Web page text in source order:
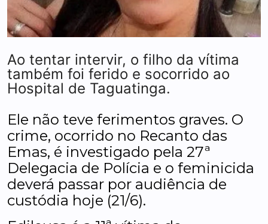
Ao tentar intervir, o filho da vítima
também foi ferido e socorrido ao
Hospital de Taguatinga.
Ele não teve ferimentos graves. O
crime, ocorrido no Recanto das
Emas, é investigado pela 27ª
Delegacia de Polícia e o feminicida
deverá passar por audiência de
custódia hoje (21/6).